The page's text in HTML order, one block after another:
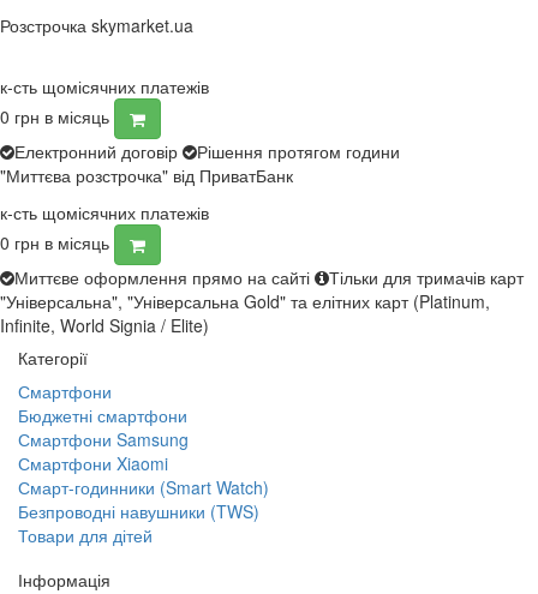
Розстрочка skymarket.ua
к-сть щомісячних платежів
0 грн в місяць
Електронний договір
Рішення протягом години
"Миттєва розстрочка" від ПриватБанк
к-сть щомісячних платежів
0 грн в місяць
Миттєве оформлення прямо на сайті
Тільки для тримачів карт
"Універсальна", "Універсальна Gold" та елітних карт (Platinum,
Infinite, World Signia / Elite)
Категорії
Смартфони
Бюджетні смартфони
Смартфони Samsung
Смартфони Xiaomi
Смарт-годинники (Smart Watch)
Безпроводні навушники (TWS)
Товари для дітей
Інформація